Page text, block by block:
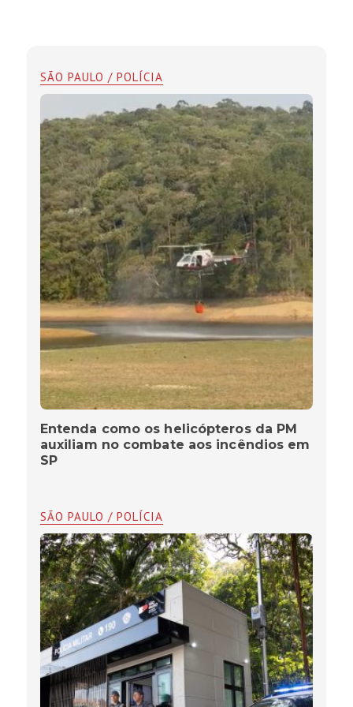
SÃO PAULO / POLÍCIA
Entenda como os helicópteros da PM
auxiliam no combate aos incêndios em
SP
SÃO PAULO / POLÍCIA